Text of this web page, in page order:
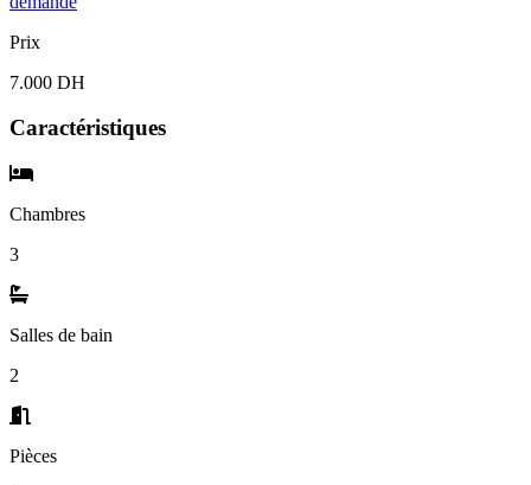
Prix
7.000 DH
Caractéristiques
Chambres
3
Salles de bain
2
Pièces